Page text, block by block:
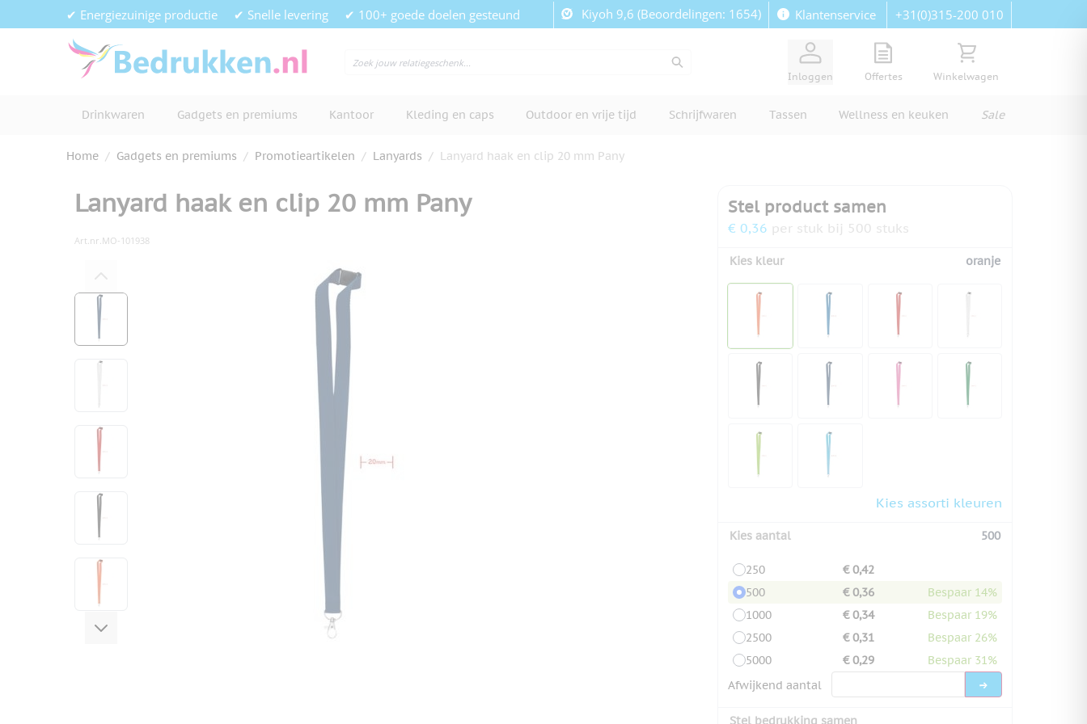
Ga naar de inhoud✔ Energiezuinige productie ✔ Snelle levering ✔ 100+ goede doelen gesteund Kiyoh 9,6 (Beoordelingen: 1654) Klantenservice +31(0)315-200 010
Inloggen
View quote, Quote is empty
Offertes
Bekijk winkelwagen,
Winkelwagen
Drinkwaren Gadgets en premiums Kantoor Kleding en caps Outdoor en vrije tijd Schrijfwaren Tassen Wellness en keuken Sale
Home / Gadgets en premiums / Promotieartikelen / Lanyards / Lanyard haak en clip 20 mm Pany
Lanyard haak en clip 20 mm Pany
Art.nr.MO-101938
Klik om afbeelding op volledig scherm te bekijken
View larger image
View larger image
View larger image
View larger image
View larger image
Stel product samen
€ 0,36 per stuk bij 500 stuks
Kies kleur oranje
Kies assorti kleuren
Kies aantal 500
250
€ 0,42
500
€ 0,36
Bespaar 14%
1000
€ 0,34
Bespaar 19%
2500
€ 0,31
Bespaar 26%
5000
€ 0,29
Bespaar 31%
Afwijkend aantal
Stel bedrukking samen